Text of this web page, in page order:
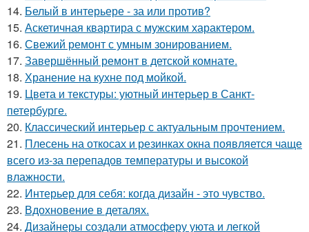
14. Белый в интерьере - за или против?
15. Аскетичная квартира с мужским характером.
16. Свежий ремонт с умным зонированием.
17. Завершённый ремонт в детской комнате.
18. Хранение на кухне под мойкой.
19. Цвета и текстуры: уютный интерьер в Санкт-
петербурге.
20. Классический интерьер с актуальным прочтением.
21. Плесень на откосах и резинках окна появляется чаще
всего из-за перепадов температуры и высокой
влажности.
22. Интерьер для себя: когда дизайн - это чувство.
23. Вдохновение в деталях.
24. Дизайнеры создали атмосферу уюта и легкой